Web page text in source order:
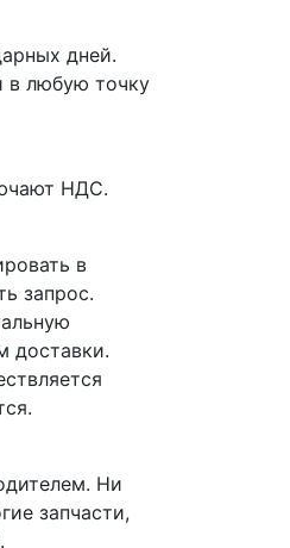
дней.
в любую точку
НДС.
в
запрос.
доставки.
Ни
запчасти,